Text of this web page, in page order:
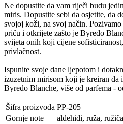
Ne dopustite da vam riječi budu
miris. Dopustite sebi da osjetite, da
svojoj koži, na svoj način.
priču i otkrijete zašto je Byredo
svijeta onih koji cijene
privlačnost.
Ispunite svoje dane ljepotom i
izuzetnim mirisom koji je kreiran da
Byredo Blanche, više od parfema -
Šifra proizvoda PP-205
Gornje note
aldehidi, ruža,